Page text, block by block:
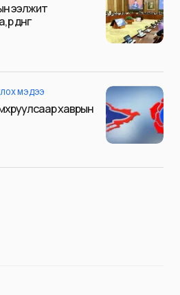
ээлжит
дүнг
МЭДЭЭ
хаврын